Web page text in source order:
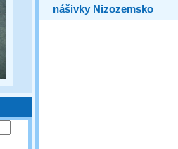
nášivky Nizozemsko